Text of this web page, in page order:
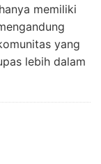
memiliki
yang
lebih dalam